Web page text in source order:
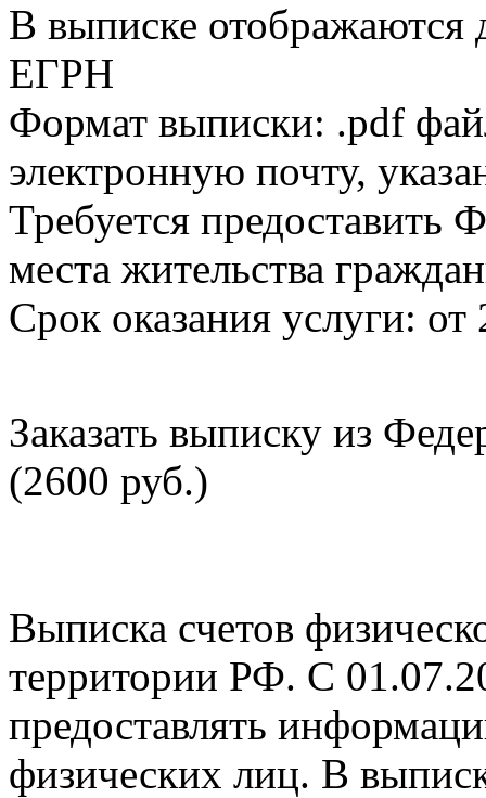
В выписке
ЕГРН
Формат выписки: .pdf
электронную почту,
Требуется
места жительства
Срок оказания услуги: от
Заказать выписку из
(2600 руб.)
Выписка счетов
территории РФ. С
предоставлять
физических лиц. В